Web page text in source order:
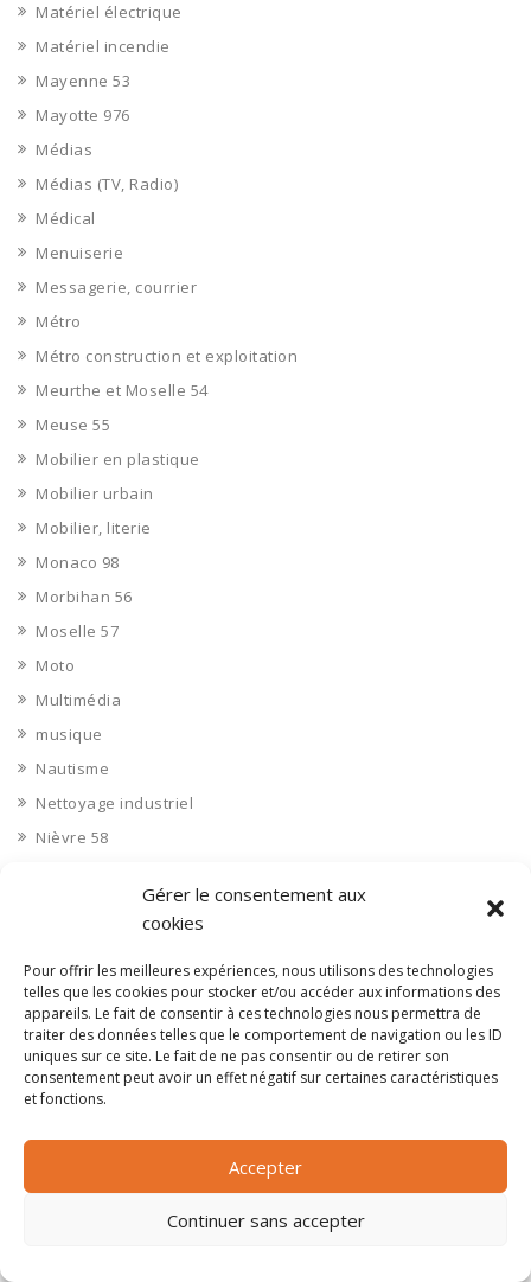
Gérer le consentement aux
cookies
Pour offrir les meilleures expériences, nous utilisons des technologies
telles que les cookies pour stocker et/ou accéder aux informations des
appareils. Le fait de consentir à ces technologies nous permettra de
traiter des données telles que le comportement de navigation ou les ID
uniques sur ce site. Le fait de ne pas consentir ou de retirer son
consentement peut avoir un effet négatif sur certaines caractéristiques
et fonctions.
Accepter
Continuer sans accepter
Matériel électrique
Matériel incendie
Mayenne 53
Mayotte 976
Médias
Médias (TV, Radio)
Médical
Menuiserie
Messagerie, courrier
Métro
Métro construction et exploitation
Meurthe et Moselle 54
Meuse 55
Mobilier en plastique
Mobilier urbain
Mobilier, literie
Monaco 98
Morbihan 56
Moselle 57
Moto
Multimédia
musique
Nautisme
Nettoyage industriel
Nièvre 58
Objets connectés
Objets en plastique
Oise 60
Opérateur télécom
Optique